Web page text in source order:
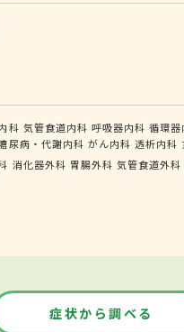
科 気管食道内科 呼吸器内科 循環器
尿病・代謝内科 がん内科 透析内科
消化器外科 胃腸外科 気管食道外科
症状から調べる